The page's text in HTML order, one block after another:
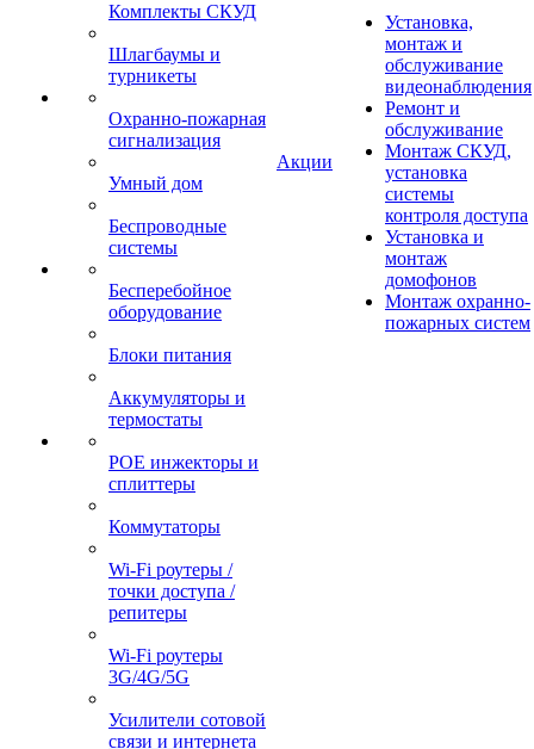
Комплекты СКУД
Шлагбаумы и
турникеты
Охранно-пожарная
сигнализация
Умный дом
Беспроводные
системы
Бесперебойное
оборудование
Блоки питания
Аккумуляторы и
термостаты
POE инжекторы и
сплиттеры
Коммутаторы
Wi-Fi роутеры /
точки доступа /
репитеры
Wi-Fi роутеры
3G/4G/5G
Усилители сотовой
связи и интернета
Акции
Установка,
монтаж и
обслуживание
видеонаблюдения
Ремонт и
обслуживание
Монтаж СКУД,
установка
системы
контроля доступа
Установка и
монтаж
домофонов
Монтаж охранно-
пожарных систем